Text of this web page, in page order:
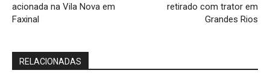
acionada na Vila Nova em
Faxinal
retirado com trator em
Grandes Rios
RELACIONADAS